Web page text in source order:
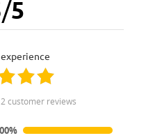
/5
experience
customer reviews